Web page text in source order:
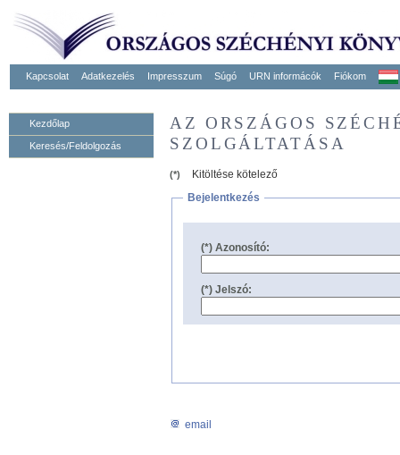
Kapcsolat Adatkezelés Impresszum Súgó URN informácók Fiókom
Kezdőlap
Keresés/Feldolgozás
AZ ORSZÁGOS
SZOLGÁLTATÁSA
(*)
Kitöltése kötelező
Bejelentkezés
(*) Azonosító:
(*) Jelszó:
email